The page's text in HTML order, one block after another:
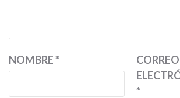
NOMBRE*
CORREO
*